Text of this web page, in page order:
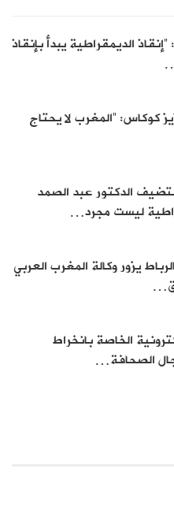
الديمقراطية يبدأ بإنقاذ
كوكاس: “المغرب لا يحتاج
الدكتور عبد الصمد
ليست مجرد…
يزور وكالة المغرب العربي
الخاصة بانخراط
الصحافة…